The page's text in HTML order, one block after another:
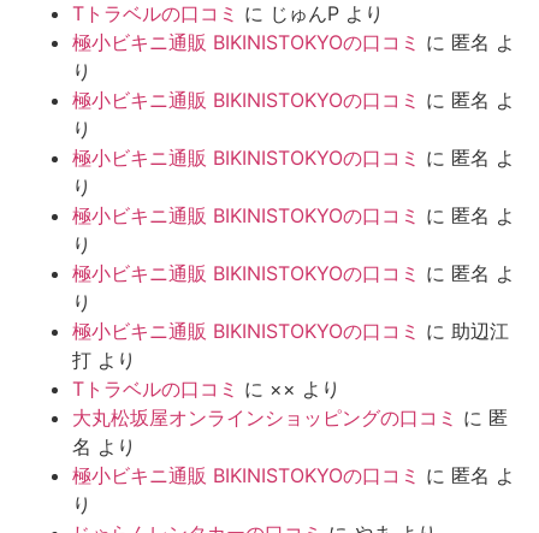
Tトラベルの口コミ に じゅんP より
極小ビキニ通販 BIKINISTOKYOの口コミ に 匿名 よ
り
極小ビキニ通販 BIKINISTOKYOの口コミ に 匿名 よ
り
極小ビキニ通販 BIKINISTOKYOの口コミ に 匿名 よ
り
極小ビキニ通販 BIKINISTOKYOの口コミ に 匿名 よ
り
極小ビキニ通販 BIKINISTOKYOの口コミ に 匿名 よ
り
極小ビキニ通販 BIKINISTOKYOの口コミ に 助辺江
打 より
Tトラベルの口コミ に ×× より
大丸松坂屋オンラインショッピングの口コミ に 匿
名 より
極小ビキニ通販 BIKINISTOKYOの口コミ に 匿名 よ
り